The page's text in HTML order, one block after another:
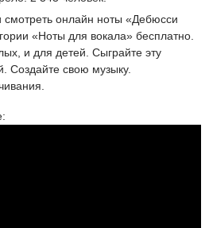
смотреть онлайн ноты «Дебюсси
«Ноты для вокала» бесплатно.
и для детей. Сыграйте эту
свою музыку.